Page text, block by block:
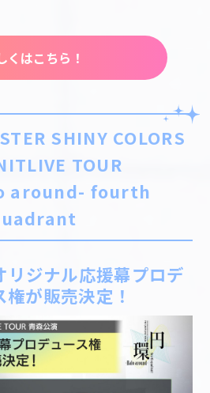
くはこちら！
SHINY COLORS
TOUR
around- fourth
ジナル応援幕プロデ
権が販売決定！